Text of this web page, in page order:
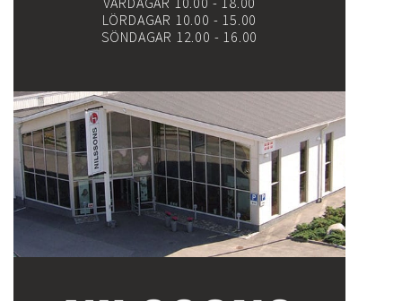
LÖRDAGAR 10.00 - 15.00
SÖNDAGAR 12.00 - 16.00